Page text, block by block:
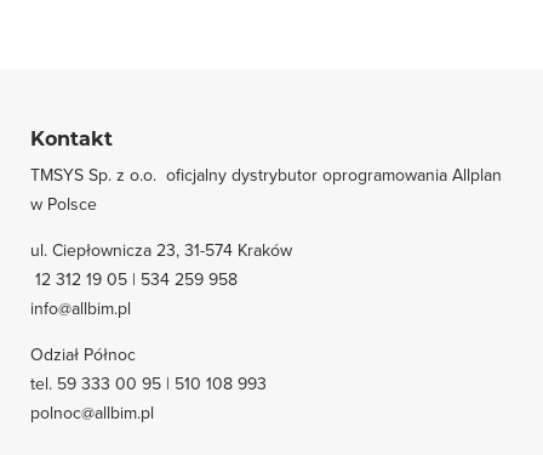
Kontakt
TMSYS Sp. z o.o. ­ oficjalny dystrybutor oprogramowania Allplan
w Polsce
ul. Ciepłownicza 23, 31-574 Kraków
12 312 19 05 | 534 259 958
info@allbim.pl
Odział Północ
tel. 59 333 00 95 | 510 108 993
polnoc@allbim.pl